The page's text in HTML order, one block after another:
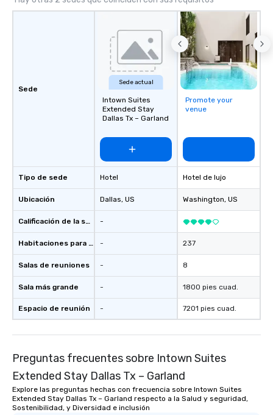
Sede
Tipo de sede
Ubicación
Calificación de la sede
Habitaciones para huéspedes
Salas de reuniones
Sala más grande
Espacio de reunión
Sede actual
Intown Suites
Extended Stay
Dallas Tx – Garland
Hotel
Dallas, US
-
-
-
-
-
Promote your
venue
Hotel de lujo
Washington, US
237
8
1800 pies cuad.
7201 pies cuad.
Preguntas frecuentes sobre Intown Suites
Extended Stay Dallas Tx – Garland
Explore las preguntas hechas con frecuencia sobre Intown Suites
Extended Stay Dallas Tx – Garland respecto a la Salud y seguridad,
Sostenibilidad, y Diversidad e inclusión